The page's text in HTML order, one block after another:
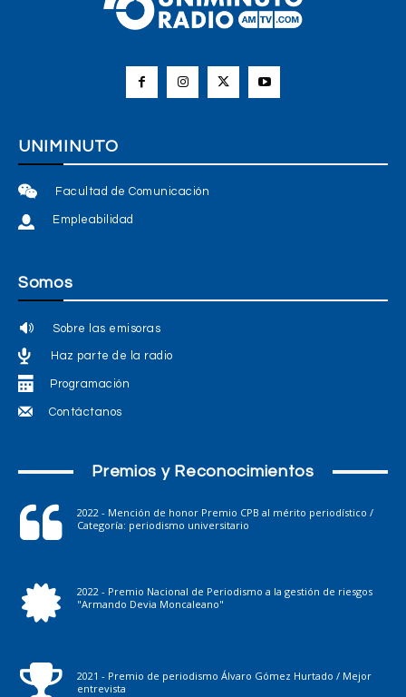
UNIMINUTO
Facultad de Comunicación
Empleabilidad
Somos
Sobre las emisoras
Haz parte de la radio
Programación
Contáctanos
Premios y Reconocimientos
2022 - Mención de honor Premio CPB al mérito periodístico /
Categoría: periodismo universitario
2022 - Premio Nacional de Periodismo a la gestión de riesgos
"Armando Devia Moncaleano"
2021 - Premio de periodismo Álvaro Gómez Hurtado / Mejor
entrevista